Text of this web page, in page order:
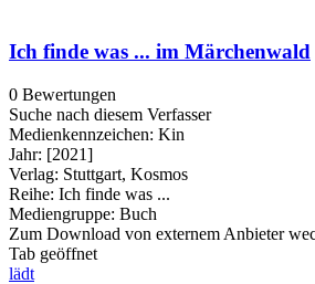
Ich finde was ... im Märchenwald
0 Bewertungen
Suche nach diesem Verfasser
Medienkennzeichen: Kin
Jahr: [2021]
Verlag: Stuttgart, Kosmos
Reihe: Ich finde was ...
Mediengruppe: Buch
Zum Download von externem Anbieter
Tab geöffnet
lädt